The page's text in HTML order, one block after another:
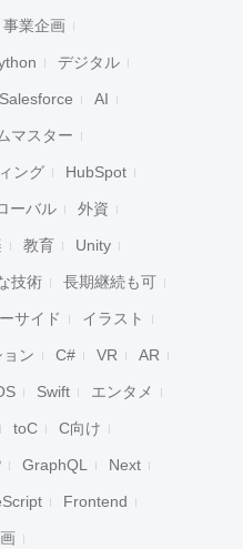
事業企画
デジタル
Salesforce AI
マスター
ング HubSpot
ーバル 外資
教育 Unity
技術 長期継続も可
サイド イラスト
ン C# VR AR
Swift エンタメ
toC C向け
GraphQL Next
Frontend